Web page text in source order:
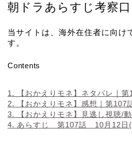
朝ドラあらすじ考察口
当サイトは、海外在住者に向け
す。
Contents
1.
【おかえりモネ】ネタバレ｜
2.
【おかえりモネ】感想｜第
3.
【おかえりモネ】見逃し視聴/
4. あらすじ 第107話 10月12日(